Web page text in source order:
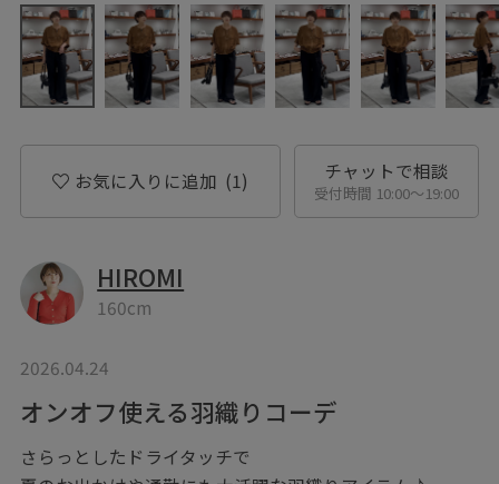
お気に入りに追加 (1) チャットで相談
受付時間 10:00〜19:00
HIROMI
160cm
2026.04.24
オンオフ使える羽織りコーデ
さらっとしたドライタッチで